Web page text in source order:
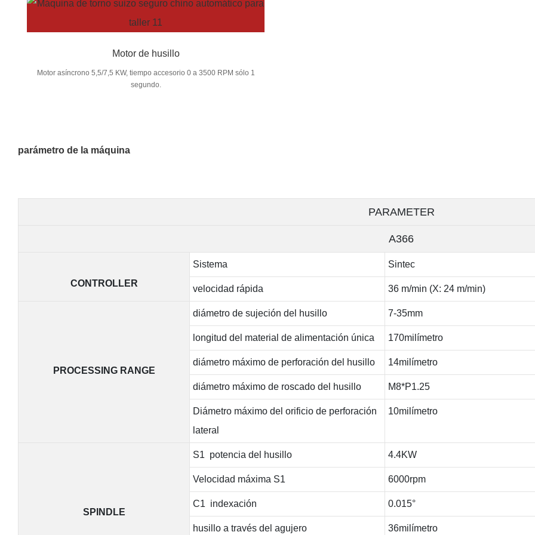
Motor de husillo
Motor asíncrono 5,5/7,5 KW, tiempo accesorio 0 a 3500 RPM sólo 1
segundo.
parámetro de la máquina
PARAMETER
A366
CONTROLLER
Sistema Sintec
velocidad rápida 36 m/min (X: 24 m/min)
PROCESSING RANGE
diámetro de sujeción del husillo 7-35mm
longitud del material de alimentación única 170milímetro
diámetro máximo de perforación del husillo 14milímetro
diámetro máximo de roscado del husillo M8*P1.25
Diámetro máximo del orificio de perforación
lateral
10milímetro
SPINDLE
S1 potencia del husillo 4.4KW
Velocidad máxima S1 6000rpm
C1 indexación 0.015°
husillo a través del agujero 36milímetro